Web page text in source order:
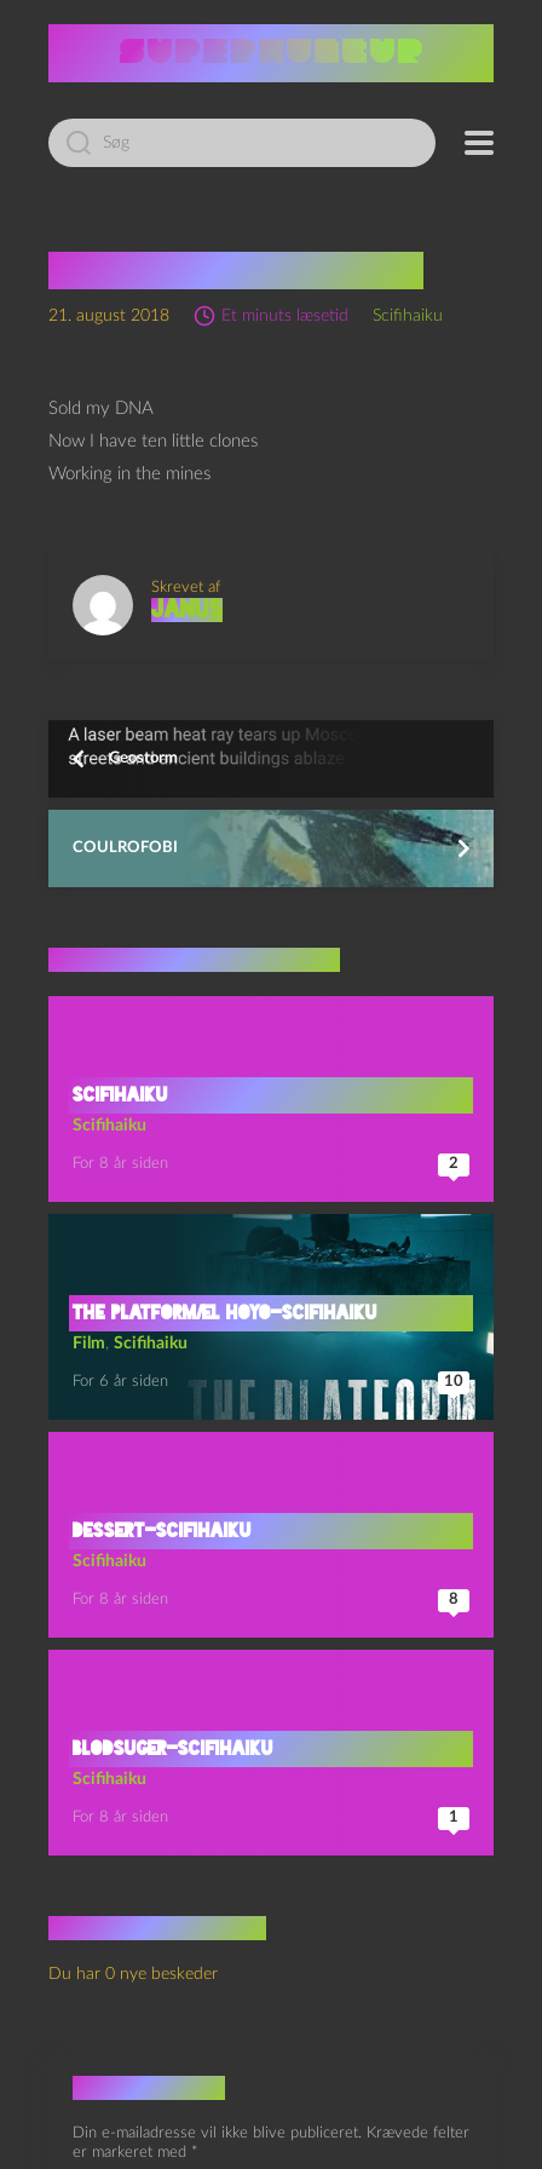
Led
efter:
21. august 2018 Et minuts læsetid Scifihaiku
Sold my DNA
Now I have ten little clones
Working in the mines
Skrevet af
Janus
Geostorm
COULROFOBI
Scifihaiku
Scifihaiku
For 8 år siden 2
The Platform/El Hoyo-scifihaiku
Film, Scifihaiku
For 6 år siden 10
Dessert-scifihaiku
Scifihaiku
For 8 år siden 8
Blodsuger-scifihaiku
Scifihaiku
For 8 år siden 1
Du har 0 nye beskeder
Skriv et svar
Din e-mailadresse vil ikke blive publiceret. Krævede felter
er markeret med *